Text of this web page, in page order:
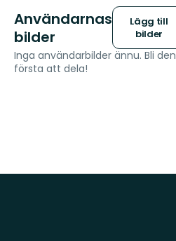
Användarnas
bilder
Lägg till
bilder
Inga användarbilder ännu. Bli den
första att dela!